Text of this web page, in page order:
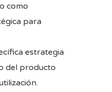
como
para
estrategia
del producto